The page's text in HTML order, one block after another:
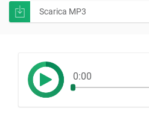
Scarica MP3
0:00